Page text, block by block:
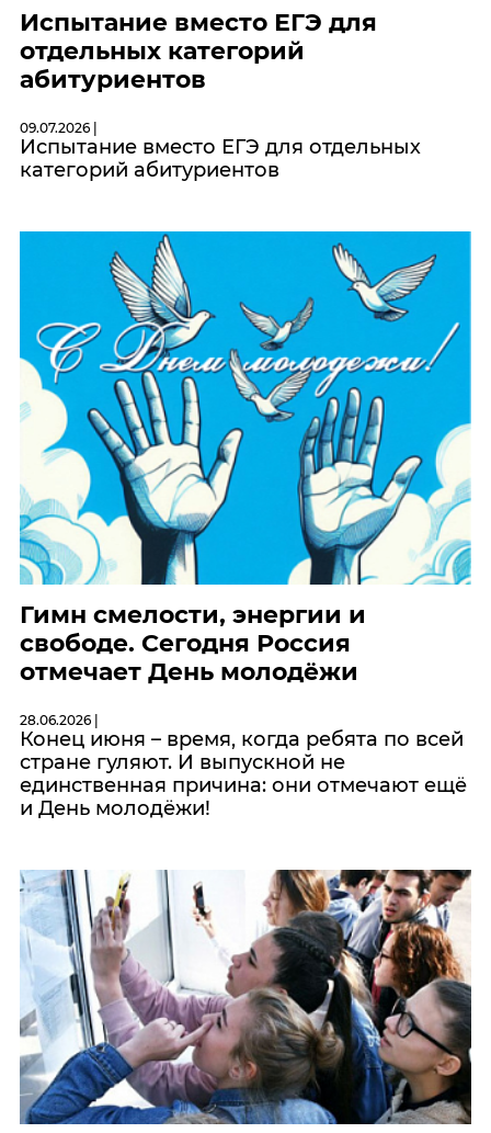
Испытание вместо ЕГЭ для
отдельных категорий
абитуриентов
09.07.2026 |
Испытание вместо ЕГЭ для отдельных
категорий абитуриентов
Гимн смелости, энергии и
свободе. Сегодня Россия
отмечает День молодёжи
28.06.2026 |
Конец июня – время, когда ребята по всей
стране гуляют. И выпускной не
единственная причина: они отмечают ещё
и День молодёжи!